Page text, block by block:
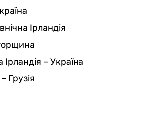
Ірландія
– Україна
Грузія